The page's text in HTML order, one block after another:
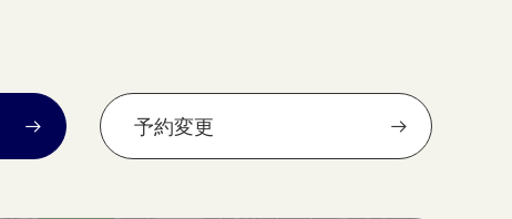
予約変更